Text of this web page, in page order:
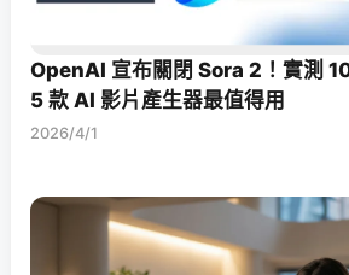
OpenAI 宣布關閉 Sora 2！實測
5 款 AI 影片產生器最值得用
2026/4/1